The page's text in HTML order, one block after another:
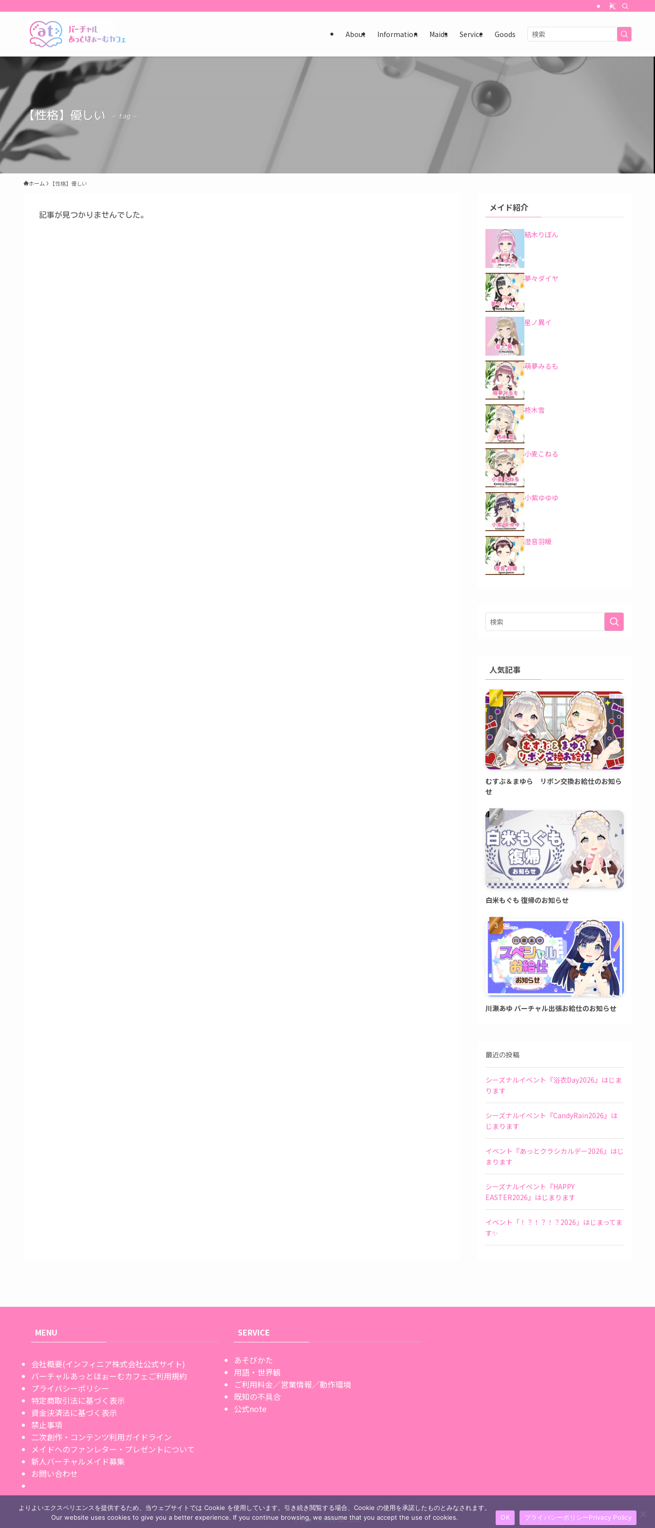
About Information Maids Service Goods
【性格】優しい – tag –
ホーム 【性格】優しい
記事が見つかりませんでした。
メイド紹介
結木りぼん
夢々ダイヤ
星ノ異イ
萌夢みるも
柊木雪
小麦こねる
小紫ゆゆゆ
澄音羽暖
人気記事
むすぶ＆まゆら リボン交換お給仕のお知ら
せ
白米もぐも 復帰のお知らせ
川瀬あゆ バーチャル出張お給仕のお知らせ
最近の投稿
シーズナルイベント『浴衣Day2026』はじま
ります
シーズナルイベント『CandyRain2026』は
じまります
イベント『あっとクラシカルデー2026』はじ
まります
シーズナルイベント『HAPPY
EASTER2026』はじまります
イベント「！？！？！？2026」はじまってま
す✨
MENU
会社概要(インフィニア株式会社公式サイト)
バーチャルあっとほぉーむカフェご利用規約
プライバシーポリシー
特定商取引法に基づく表示
資金決済法に基づく表示
禁止事項
二次創作・コンテンツ利用ガイドライン
メイドへのファンレター・プレゼントについて
新人バーチャルメイド募集
お問い合わせ
SERVICE
あそびかた
用語・世界観
ご利用料金／営業情報／動作環境
既知の不具合
公式note
©2023 Infinia Co.,Ltd.
よりよいエクスペリエンスを提供するため、当ウェブサイトでは Cookie を使用しています。引き続き閲覧する場合、Cookie の使用を承諾したものとみなされます。
Our website uses cookies to give you a better experience. If you continue browsing, we assume that you accept the use of cookies.
OK プライバシーポリシーPrivacy Policy